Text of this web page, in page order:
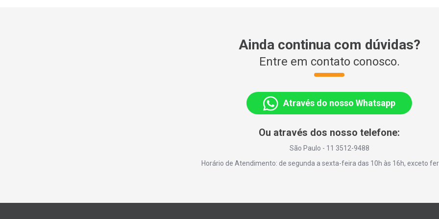
Ainda continua com dúvidas?
Entre em contato conosco.
Através do nosso Whatsapp
Ou através dos nosso telefone:
São Paulo - 11 3512-9488
Horário de Atendimento: de segunda a sexta-feira das 10h às 16h, exceto